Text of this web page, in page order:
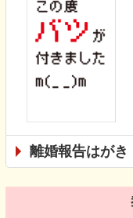
離婚報告はがき